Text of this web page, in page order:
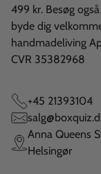
499 kr. Besøg
byde dig
handmadeliving
CVR 35382968
+45 21393104
Anna Queens
Helsingør